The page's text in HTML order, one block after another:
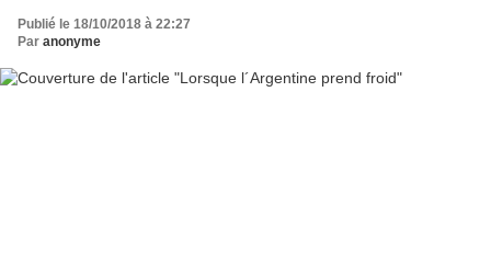
Publié le 18/10/2018 à 22:27
Par anonyme